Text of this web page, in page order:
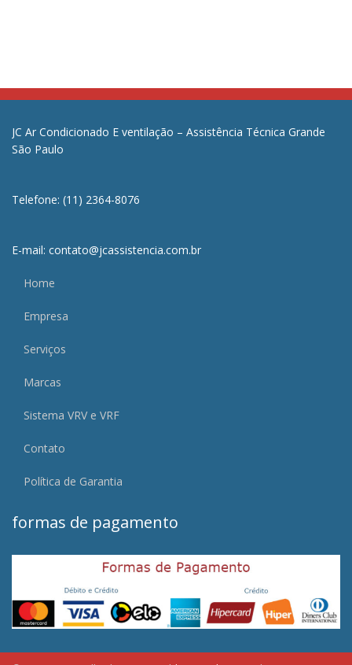
JC Ar Condicionado E ventilação – Assistência Técnica Grande
São Paulo
Telefone: (11) 2364-8076
E-mail: contato@jcassistencia.com.br
Home
Empresa
Serviços
Marcas
Sistema VRV e VRF
Contato
Política de Garantia
formas de pagamento